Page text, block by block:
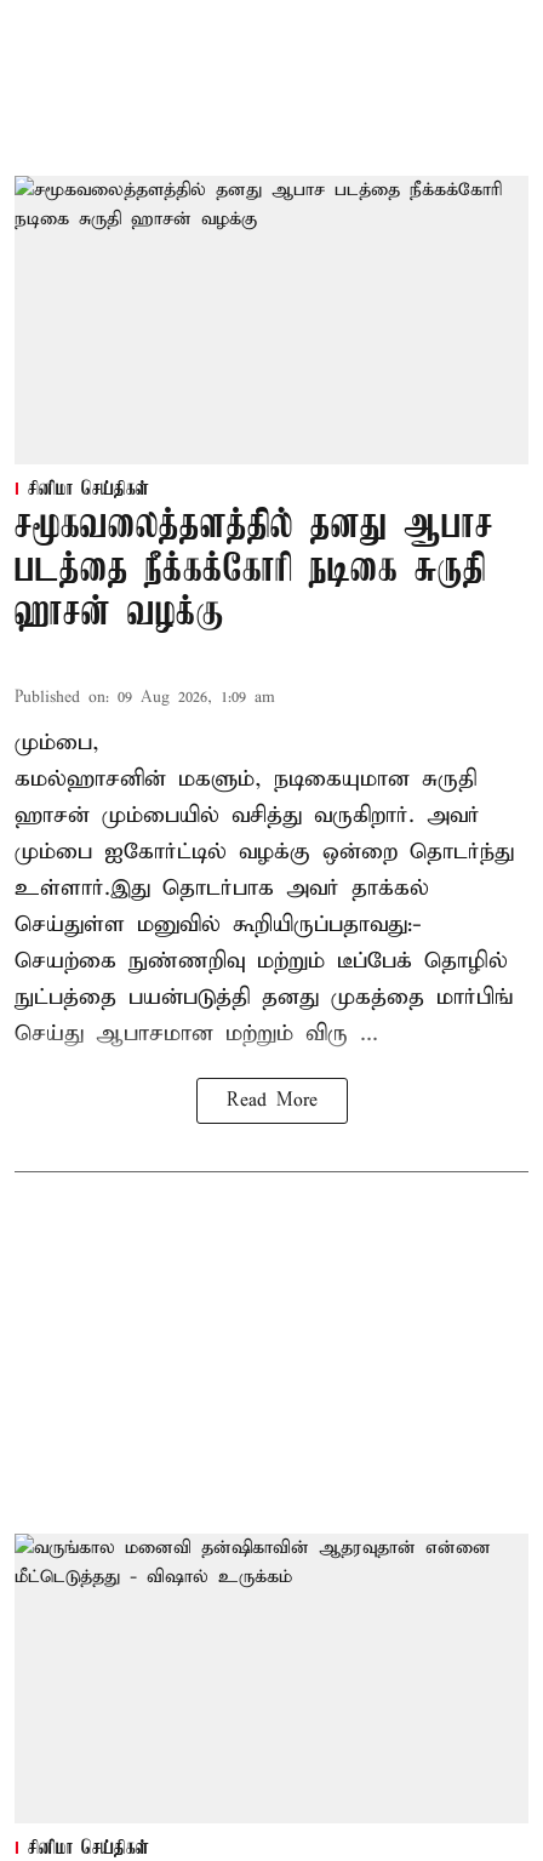
சினிமா செய்திகள்
சமூகவலைத்தளத்தில் தனது ஆபாச
படத்தை நீக்கக்கோரி நடிகை சுருதி
ஹாசன் வழக்கு
Published on: 09 Aug 2026, 1:09 am
மும்பை,
கமல்ஹாசனின் மகளும், நடிகையுமான சுருதி
ஹாசன் மும்பையில் வசித்து வருகிறார். அவர்
மும்பை ஐகோர்ட்டில் வழக்கு ஒன்றை தொடர்ந்து
உள்ளார்.இது தொடர்பாக அவர் தாக்கல்
செய்துள்ள மனுவில் கூறியிருப்பதாவது:-
செயற்கை நுண்ணறிவு மற்றும் டீப்பேக் தொழில்
நுட்பத்தை பயன்படுத்தி தனது முகத்தை மார்பிங்
செய்து ஆபாசமான மற்றும் விரு ...
Read More
சினிமா செய்திகள்